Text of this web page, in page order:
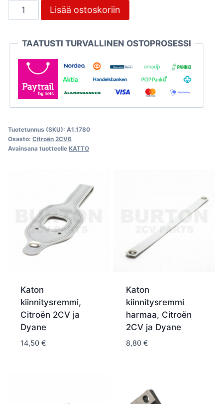
2CV6
katon
ruostumaton
teräs
määrä
Lisää ostoskoriin
TAATUSTI TURVALLINEN OSTOPROSESSI
Tuotetunnus (SKU): A1.1780
Osasto: Citroën 2CV6
Avainsana tuotteelle KATTO
Katon
kiinnitysremmi,
Citroën 2CV ja
Dyane
14,50 €
Katon
kiinnitysremmi
harmaa, Citroën
2CV ja Dyane
8,80 €